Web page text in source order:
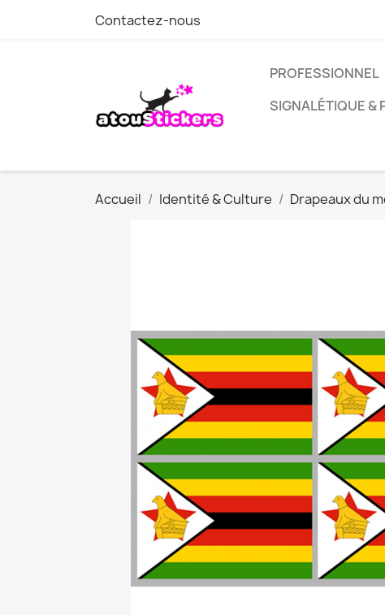
Contactez-nous
PROFESSIONNEL
SIGNALÉTIQUE &
Accueil Identité & Culture Drapeaux du